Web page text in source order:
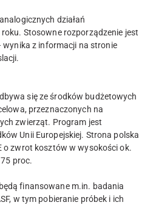
działań
Stosowne rozporządzenie jest
z informacji na stronie
się ze środków budżetowych
przeznaczonych na
zwierząt. Program jest
Unii Europejskiej. Strona polska
o zwrot kosztów w wysokości ok.
proc.
finansowane m.in. badania
w tym pobieranie próbek i ich